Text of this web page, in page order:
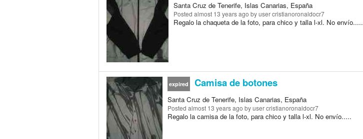
Santa Cruz de Tenerife, Islas Canarias, España
Posted almost 13 years ago by user cristianoronaldocr7
Regalo la chaqueta de la foto, para chico y talla l-xl. No envío.....
expired Camisa de botones
Santa Cruz de Tenerife, Islas Canarias, España
Posted almost 13 years ago by user cristianoronaldocr7
Regalo la camisa de la foto, para chico y talla l-xl. No envío.....